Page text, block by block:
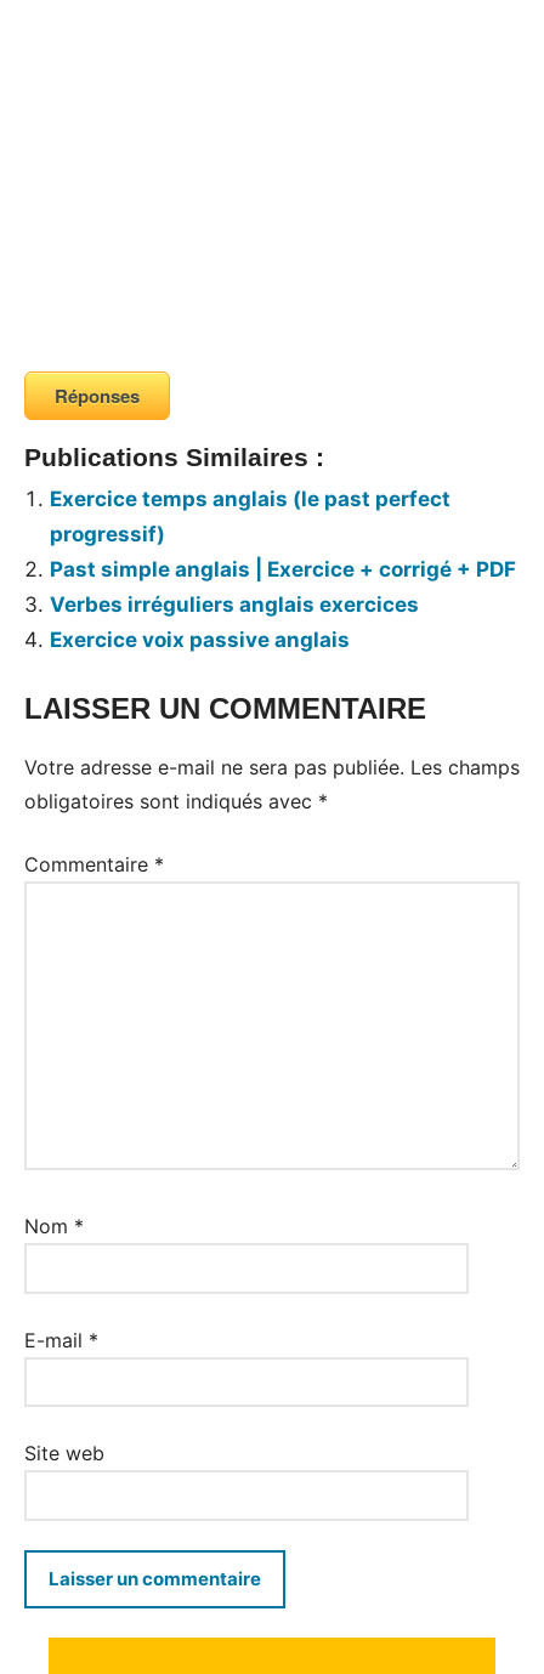
Réponses
Publications Similaires :
Exercice temps anglais (le past perfect
progressif)
Past simple anglais | Exercice + corrigé + PDF
Verbes irréguliers anglais exercices
Exercice voix passive anglais
Tags:
LAISSER UN COMMENTAIRE
Votre adresse e-mail ne sera pas publiée. Les champs
obligatoires sont indiqués avec *
Commentaire *
Nom *
E-mail *
Site web